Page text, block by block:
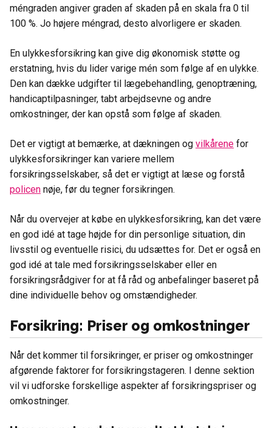
méngraden angiver graden af skaden på en skala fra 0 til
100 %. Jo højere méngrad, desto alvorligere er skaden.
En ulykkesforsikring kan give dig økonomisk støtte og
erstatning, hvis du lider varige mén som følge af en ulykke.
Den kan dække udgifter til lægebehandling, genoptræning,
handicaptilpasninger, tabt arbejdsevne og andre
omkostninger, der kan opstå som følge af skaden.
Det er vigtigt at bemærke, at dækningen og vilkårene for
ulykkesforsikringer kan variere mellem
forsikringsselskaber, så det er vigtigt at læse og forstå
policen nøje, før du tegner forsikringen.
Når du overvejer at købe en ulykkesforsikring, kan det være
en god idé at tage højde for din personlige situation, din
livsstil og eventuelle risici, du udsættes for. Det er også en
god idé at tale med forsikringsselskaber eller en
forsikringsrådgiver for at få råd og anbefalinger baseret på
dine individuelle behov og omstændigheder.
Forsikring: Priser og omkostninger
Når det kommer til forsikringer, er priser og omkostninger
afgørende faktorer for forsikringstageren. I denne sektion
vil vi udforske forskellige aspekter af forsikringspriser og
omkostninger.